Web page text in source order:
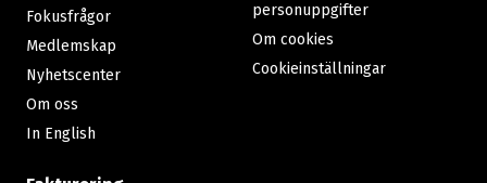
Fokusfrågor
Medlemskap
Nyhetscenter
Om oss
In English
personuppgifter
Om cookies
Cookieinställningar